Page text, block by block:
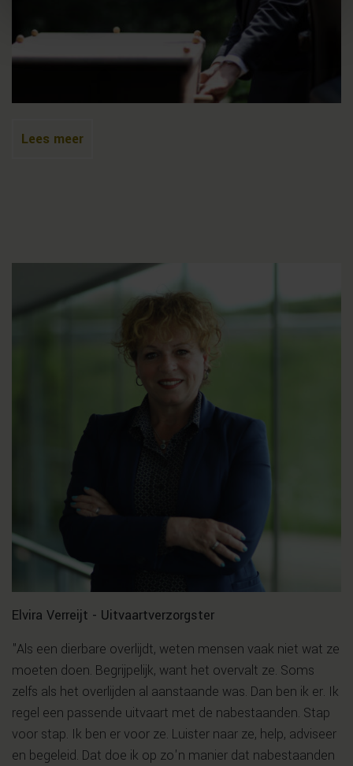
Lees meer
Elvira Verreijt - Uitvaartverzorgster
"Als een dierbare overlijdt, weten mensen vaak niet wat ze
moeten doen. Begrijpelijk, want het overvalt ze. Soms
zelfs als het overlijden al aanstaande was. Dan ben ik er. Ik
regel een passende uitvaart met de nabestaanden. Stap
voor stap. Ik ben er voor ze. Luister naar ze, help, adviseer
en begeleid. Dat doe ik op zo'n manier dat nabestaanden